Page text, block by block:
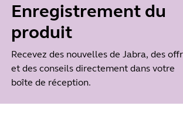
Enregistrement du
produit
Recevez des nouvelles de Jabra, des
et des conseils directement dans votre
boîte de réception.